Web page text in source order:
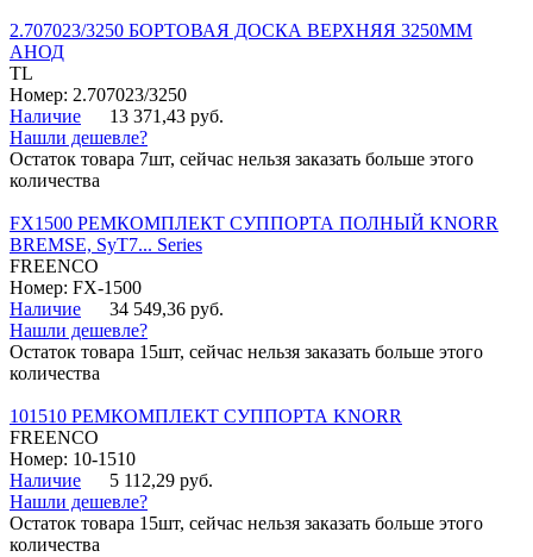
2.707023/3250 БОРТОВАЯ ДОСКА ВЕРХНЯЯ 3250ММ
АНОД
TL
Номер: 2.707023/3250
Наличие
13 371,43 руб.
Нашли дешевле?
Остаток товара 7шт, сейчас нельзя заказать больше этого
количества
FX1500 РЕМКОМПЛЕКТ СУППОРТА ПОЛНЫЙ KNORR
BREMSE, SyT7... Series
FREENCO
Номер: FX-1500
Наличие
34 549,36 руб.
Нашли дешевле?
Остаток товара 15шт, сейчас нельзя заказать больше этого
количества
101510 РЕМКОМПЛЕКТ СУППОРТА KNORR
FREENCO
Номер: 10-1510
Наличие
5 112,29 руб.
Нашли дешевле?
Остаток товара 15шт, сейчас нельзя заказать больше этого
количества